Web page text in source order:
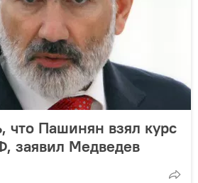
что Пашинян взял курс
заявил Медведев